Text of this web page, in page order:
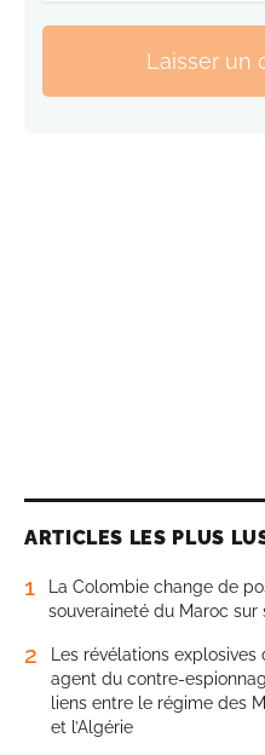
Laisser un
ARTICLES LES PLUS
1
La Colombie change de
souveraineté du Maroc sur
2
Les révélations
agent du contre-
liens entre le régime des
et l’Algérie